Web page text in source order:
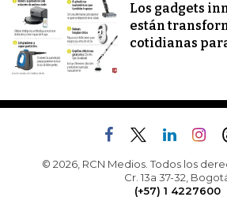
Los gadgets
están
cotidianas
© 2026, RCN Medios. Todos los
Cr. 13a 37-32,
(+57) 1 4227600